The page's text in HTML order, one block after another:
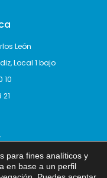
León
Local 1 bajo
10
para fines analíticos y
en base a un perfil